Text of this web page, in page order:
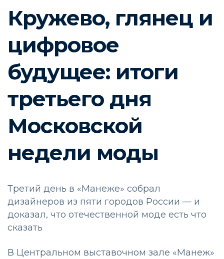
Кружево, глянец и
цифровое
будущее: итоги
третьего дня
Московской
недели моды
Третий день в «Манеже» собрал
дизайнеров из пяти городов России — и
доказал, что отечественной моде есть что
сказать
В Центральном выставочном зале «Манеж»